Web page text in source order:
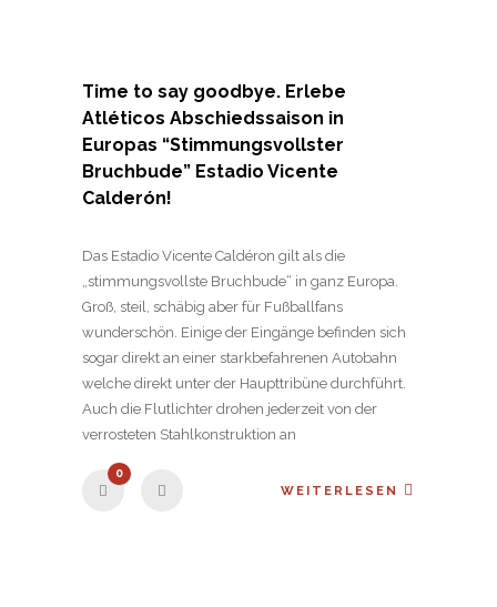
Time to say goodbye. Erlebe
Atléticos Abschiedssaison in
Europas “Stimmungsvollster
Bruchbude” Estadio Vicente
Calderón!
Das Estadio Vicente Caldéron gilt als die
„stimmungsvollste Bruchbude“ in ganz Europa.
Groß, steil, schäbig aber für Fußballfans
wunderschön. Einige der Eingänge befinden sich
sogar direkt an einer starkbefahrenen Autobahn
welche direkt unter der Haupttribüne durchführt.
Auch die Flutlichter drohen jederzeit von der
verrosteten Stahlkonstruktion an
0
WEITERLESEN